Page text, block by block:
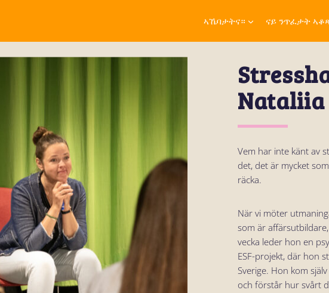
ኣኼባታትና። ናይ ንጥፈታት
Nataliia
Vem har inte känt av
det, det är mycket
räcka.
När vi möter
som är
vecka leder hon en
ESF-projekt, där hon
Sverige. Hon kom
och förstår hur svårt